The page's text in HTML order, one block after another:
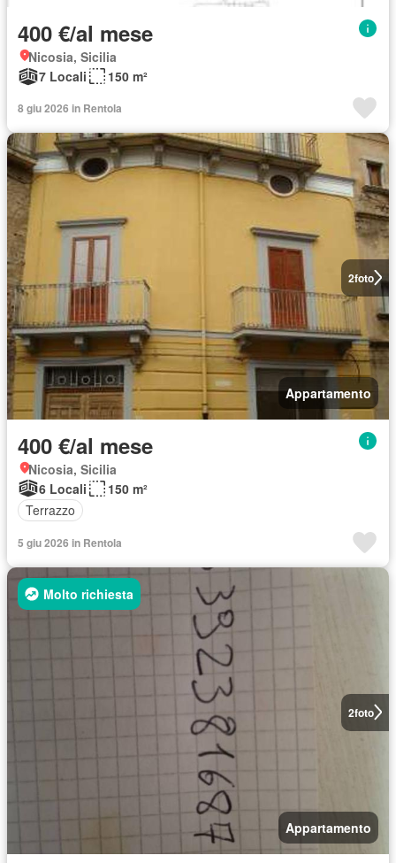
400 €/al mese
Nicosia, Sicilia
7 Locali
150 m²
8 giu 2026 in Rentola
2foto
Appartamento
400 €/al mese
Nicosia, Sicilia
6 Locali
150 m²
Terrazzo
5 giu 2026 in Rentola
2foto
Molto richiesta
Appartamento